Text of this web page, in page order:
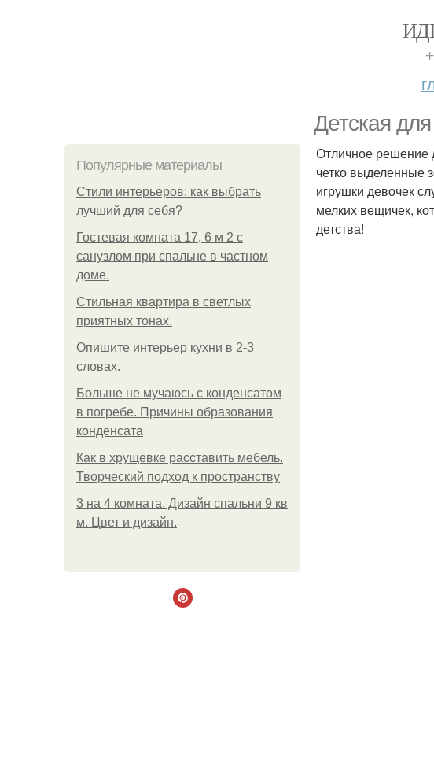
Детская
Популярные материалы
Стили интерьеров: как выбрать
лучший для себя?
Гостевая комната 17, 6 м 2 с
санузлом при спальне в частном
доме.
Стильная квартира в светлых
приятных тонах.
Опишите интерьер кухни в 2-3
словах.
Больше не мучаюсь с конденсатом
в погребе. Причины образования
конденсата
Как в хрущевке расставить мебель.
Творческий подход к пространству
3 на 4 комната. Дизайн спальни 9 кв
м. Цвет и дизайн.
Отличное решение
четко выделенные
игрушки девочек
мелких вещичек,
детства!